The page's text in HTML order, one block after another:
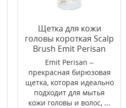
Щетка для кожи
головы короткая Scalp
Brush Emit Perisan
(голубая)
Emit Perisan –
прекрасная бирюзовая
щетка, которая идеально
подходит для мытья
кожи головы и волос, ...